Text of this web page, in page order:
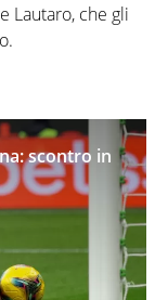
Lautaro, che gli
scontro in